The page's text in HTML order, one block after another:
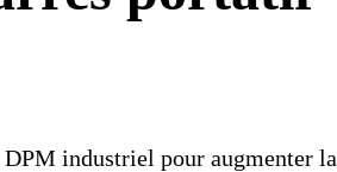
industriel pour augmenter la